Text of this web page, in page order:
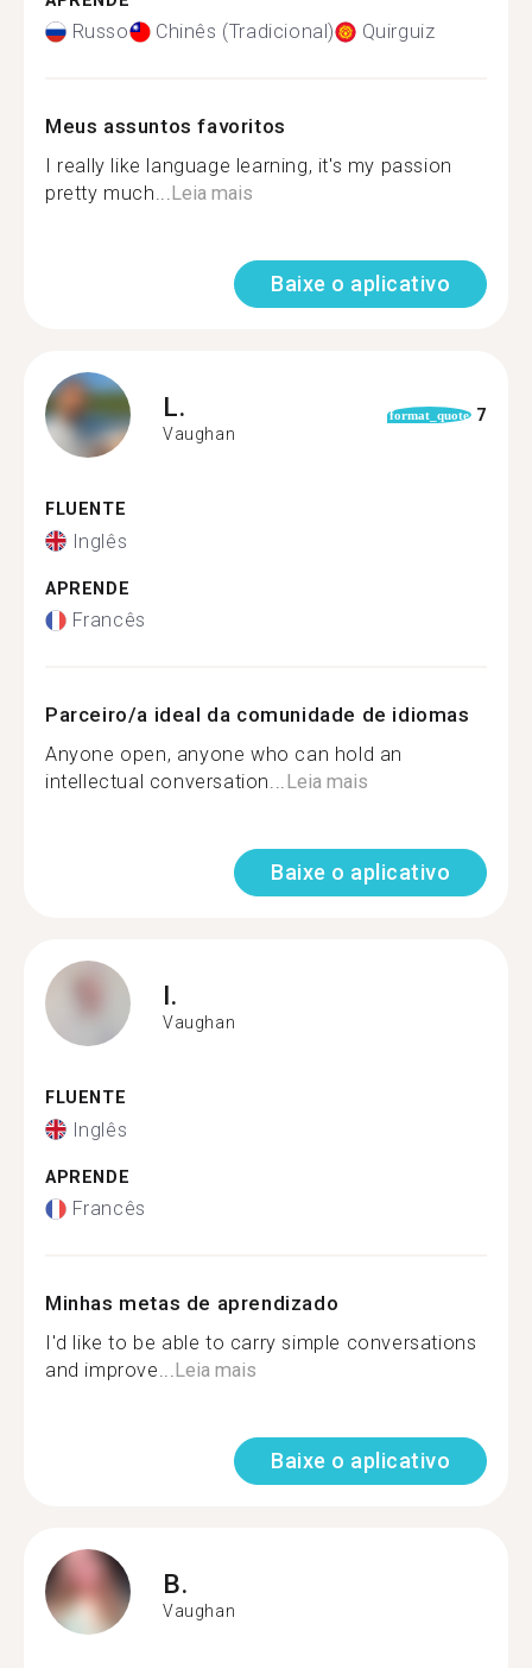
Russo Chinês (Tradicional) Quirguiz
Meus assuntos favoritos
I really like language learning, it's my passion
pretty much...Leia mais
Baixe o aplicativo
L.
Vaughan
format_quote 7
FLUENTE
Inglês
APRENDE
Francês
Parceiro/a ideal da comunidade de idiomas
Anyone open, anyone who can hold an
intellectual conversation...Leia mais
Baixe o aplicativo
I.
Vaughan
FLUENTE
Inglês
APRENDE
Francês
Minhas metas de aprendizado
I'd like to be able to carry simple conversations
and improve...Leia mais
Baixe o aplicativo
B.
Vaughan